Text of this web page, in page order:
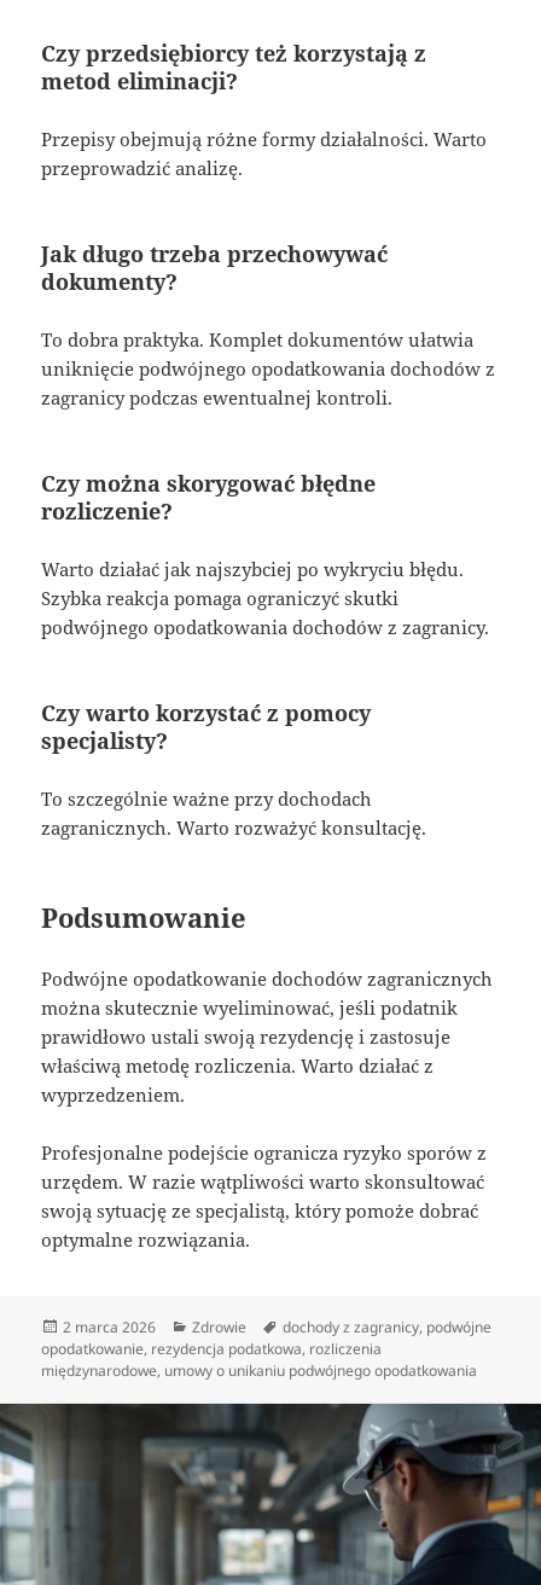
Czy przedsiębiorcy też korzystają z
metod eliminacji?
Przepisy obejmują różne formy działalności. Warto
przeprowadzić analizę.
Jak długo trzeba przechowywać
dokumenty?
To dobra praktyka. Komplet dokumentów ułatwia
uniknięcie podwójnego opodatkowania dochodów z
zagranicy podczas ewentualnej kontroli.
Czy można skorygować błędne
rozliczenie?
Warto działać jak najszybciej po wykryciu błędu.
Szybka reakcja pomaga ograniczyć skutki
podwójnego opodatkowania dochodów z zagranicy.
Czy warto korzystać z pomocy
specjalisty?
To szczególnie ważne przy dochodach
zagranicznych. Warto rozważyć konsultację.
Podsumowanie
Podwójne opodatkowanie dochodów zagranicznych
można skutecznie wyeliminować, jeśli podatnik
prawidłowo ustali swoją rezydencję i zastosuje
właściwą metodę rozliczenia. Warto działać z
wyprzedzeniem.
Profesjonalne podejście ogranicza ryzyko sporów z
urzędem. W razie wątpliwości warto skonsultować
swoją sytuację ze specjalistą, który pomoże dobrać
optymalne rozwiązania.
Data
publikacji
2 marca 2026 Kategorie
Zdrowie Tagi
dochody z zagranicy, podwójne
opodatkowanie, rezydencja podatkowa, rozliczenia
międzynarodowe, umowy o unikaniu podwójnego opodatkowania